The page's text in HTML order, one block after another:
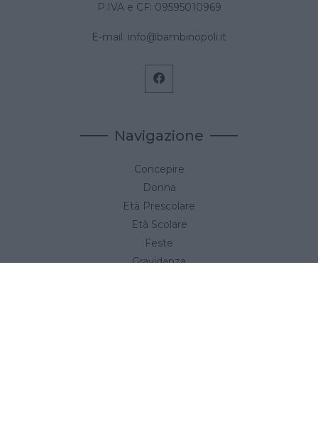
P.IVA e CF: 09595010969
E-mail: info@bambinopoli.it
Navigazione
Concepire
Donna
Età Prescolare
Età Scolare
Feste
Gravidanza